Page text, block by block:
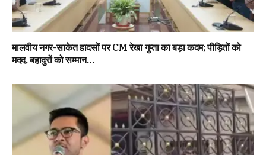
मालवीय नगर-साकेत हादसों पर CM रेखा गुप्ता का बड़ा कदम; पीड़ितों को
मदद, बहादुरों को सम्मान…